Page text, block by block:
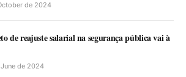
de 2024
de reajuste salarial na segurança pública vai à
de 2024